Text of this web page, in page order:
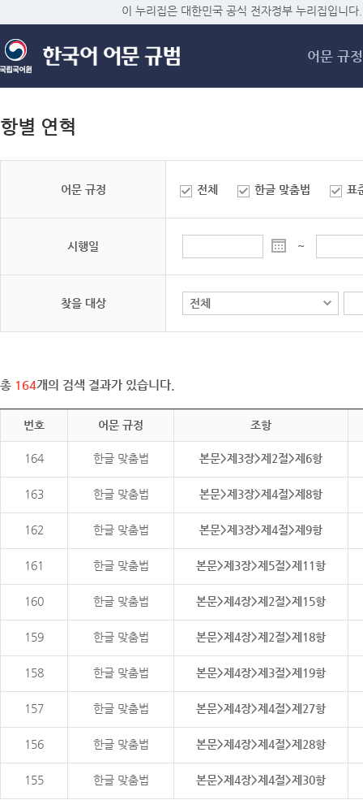
메
이 누리집은 대한민국 공식 전자정부 누리집입니다.
어문 규정
항별 연혁
어문 규정 전체 한글 맞춤법 표
시행일 ~
찾을 대상
총 164개의 검색 결과가 있습니다.
번호 어문 규정 조항
164 한글 맞춤법 본문>제3장>제2절>제6항
163 한글 맞춤법 본문>제3장>제4절>제8항
162 한글 맞춤법 본문>제3장>제4절>제9항
161 한글 맞춤법 본문>제3장>제5절>제11항
160 한글 맞춤법 본문>제4장>제2절>제15항
159 한글 맞춤법 본문>제4장>제2절>제18항
158 한글 맞춤법 본문>제4장>제3절>제19항
157 한글 맞춤법 본문>제4장>제4절>제27항
156 한글 맞춤법 본문>제4장>제4절>제28항
155 한글 맞춤법 본문>제4장>제4절>제30항